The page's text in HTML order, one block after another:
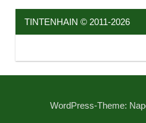
TINTENHAIN © 2011-2026
WordPress-Theme: